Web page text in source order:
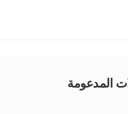
المدعومة